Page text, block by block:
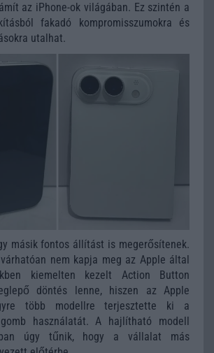
az iPhone-ok világában. Ez szintén a
fakadó kompromisszumokra és
utalhat.
másik fontos állítást is megerősítenek.
nem kapja meg az Apple által
kiemelten kezelt Action Button
döntés lenne, hiszen az Apple
több modellre terjesztette ki a
használatát. A hajlítható modell
úgy tűnik, hogy a vállalat más